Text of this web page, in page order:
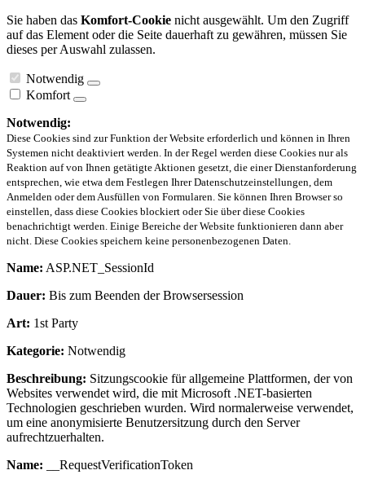
Sie haben das Komfort-Cookie nicht ausgewählt. Um den Zugriff
auf das Element oder die Seite dauerhaft zu gewähren, müssen Sie
dieses per Auswahl zulassen.
Notwendig
Komfort
Notwendig:
Diese Cookies sind zur Funktion der Website erforderlich und können in Ihren
Systemen nicht deaktiviert werden. In der Regel werden diese Cookies nur als
Reaktion auf von Ihnen getätigte Aktionen gesetzt, die einer Dienstanforderung
entsprechen, wie etwa dem Festlegen Ihrer Datenschutzeinstellungen, dem
Anmelden oder dem Ausfüllen von Formularen. Sie können Ihren Browser so
einstellen, dass diese Cookies blockiert oder Sie über diese Cookies
benachrichtigt werden. Einige Bereiche der Website funktionieren dann aber
nicht. Diese Cookies speichern keine personenbezogenen Daten.
Name: ASP.NET_SessionId
Dauer: Bis zum Beenden der Browsersession
Art: 1st Party
Kategorie: Notwendig
Beschreibung: Sitzungscookie für allgemeine Plattformen, der von
Websites verwendet wird, die mit Microsoft .NET-basierten
Technologien geschrieben wurden. Wird normalerweise verwendet,
um eine anonymisierte Benutzersitzung durch den Server
aufrechtzuerhalten.
Name: __RequestVerificationToken